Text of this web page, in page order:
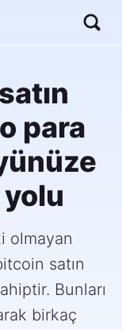
para
olmayan
satın
Bunları
birkaç